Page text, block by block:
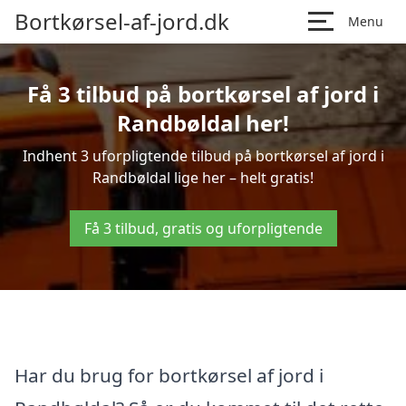
Bortkørsel-af-jord.dk Menu
Få 3 tilbud på bortkørsel af jord i
Randbøldal her!
Indhent 3 uforpligtende tilbud på bortkørsel af jord i
Randbøldal lige her – helt gratis!
Få 3 tilbud, gratis og uforpligtende
Har du brug for bortkørsel af jord i